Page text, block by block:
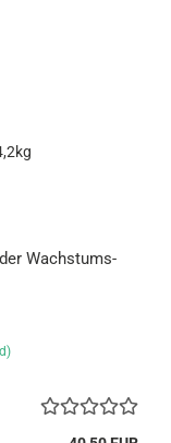
Wachs­tums­